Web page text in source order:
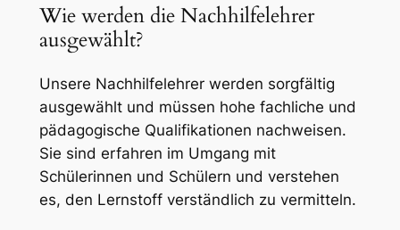
Wie werden die Nachhilfelehrer
ausgewählt?
Unsere Nachhilfelehrer werden sorgfältig
ausgewählt und müssen hohe fachliche und
pädagogische Qualifikationen nachweisen.
Sie sind erfahren im Umgang mit
Schülerinnen und Schülern und verstehen
es, den Lernstoff verständlich zu vermitteln.